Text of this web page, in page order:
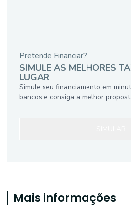
Pretende Financiar?
SIMULE AS MELHORES
LUGAR
Simule seu financiamento em
bancos e consiga a melhor
Mais informações